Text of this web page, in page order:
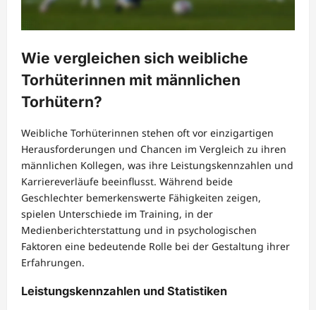
Wie vergleichen sich weibliche
Torhüterinnen mit männlichen
Torhütern?
Weibliche Torhüterinnen stehen oft vor einzigartigen
Herausforderungen und Chancen im Vergleich zu ihren
männlichen Kollegen, was ihre Leistungskennzahlen und
Karriereverläufe beeinflusst. Während beide
Geschlechter bemerkenswerte Fähigkeiten zeigen,
spielen Unterschiede im Training, in der
Medienberichterstattung und in psychologischen
Faktoren eine bedeutende Rolle bei der Gestaltung ihrer
Erfahrungen.
Leistungskennzahlen und Statistiken